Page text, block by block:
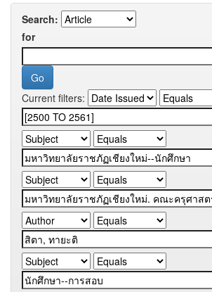
Search:
for
Current filters: